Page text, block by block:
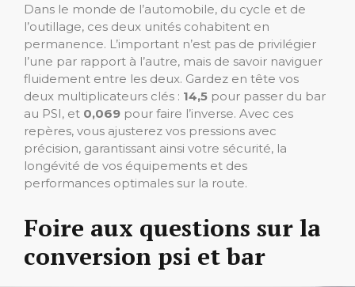
Dans le monde de l’automobile, du cycle et de
l’outillage, ces deux unités cohabitent en
permanence. L’important n’est pas de privilégier
l’une par rapport à l’autre, mais de savoir naviguer
fluidement entre les deux. Gardez en tête vos
deux multiplicateurs clés : 14,5 pour passer du bar
au PSI, et 0,069 pour faire l’inverse. Avec ces
repères, vous ajusterez vos pressions avec
précision, garantissant ainsi votre sécurité, la
longévité de vos équipements et des
performances optimales sur la route.
Foire aux questions sur la
conversion psi et bar